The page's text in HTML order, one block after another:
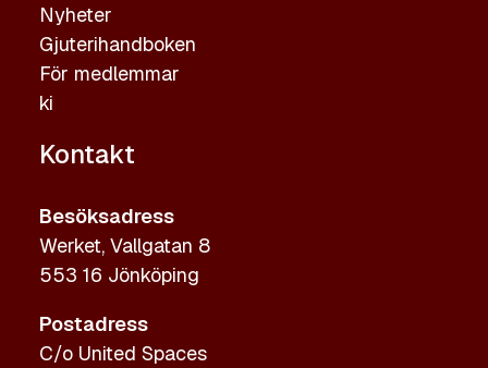
Nyheter
Gjuterihandboken
För medlemmar
ki
Kontakt
Besöksadress
Werket, Vallgatan 8
553 16 Jönköping
Postadress
C/o United Spaces